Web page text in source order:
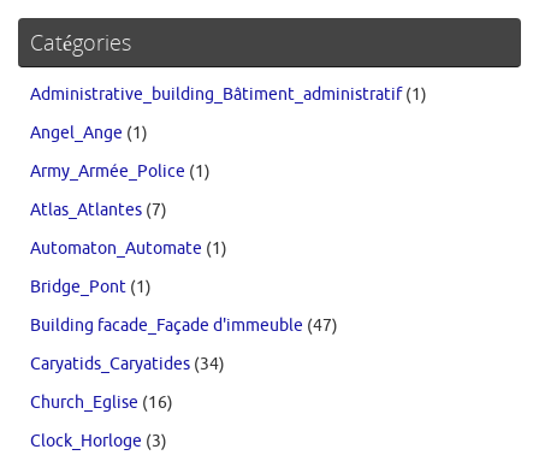
Catégories
Administrative_building_Bâtiment_administratif(1)
Angel_Ange (1)
Army_Armée_Police (1)
Atlas_Atlantes (7)
Automaton_Automate (1)
Bridge_Pont (1)
Building facade_Façade d'immeuble (47)
Caryatids_Caryatides (34)
Church_Eglise (16)
Clock_Horloge (3)